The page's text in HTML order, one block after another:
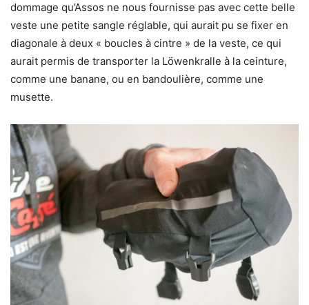
dommage qu’Assos ne nous fournisse pas avec cette belle
veste une petite sangle réglable, qui aurait pu se fixer en
diagonale à deux « boucles à cintre » de la veste, ce qui
aurait permis de transporter la Löwenkralle à la ceinture,
comme une banane, ou en bandoulière, comme une
musette.